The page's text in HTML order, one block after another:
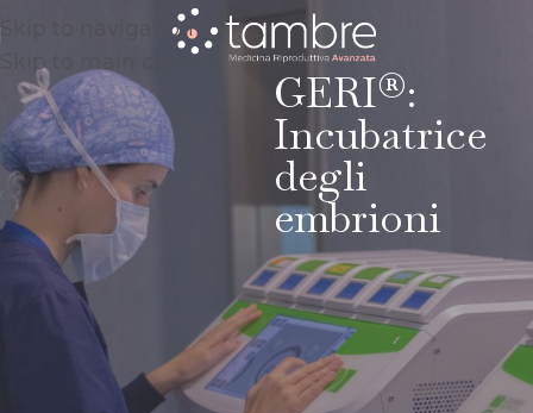
Skip to navigation
Skip to main content
GERI®:
Incubatrice
degli
embrioni